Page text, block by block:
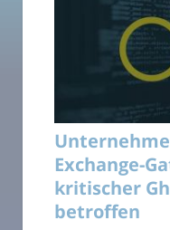
Exchange-
kritischer
betroffen